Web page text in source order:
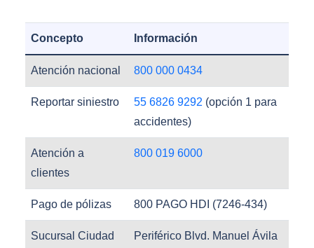
Concepto Información
Atención nacional 800 000 0434
Reportar siniestro 55 6826 9292 (opción 1 para
accidentes)
Atención a
clientes
800 019 6000
Pago de pólizas 800 PAGO HDI (7246-434)
Sucursal Ciudad
Periférico Blvd. Manuel Ávila